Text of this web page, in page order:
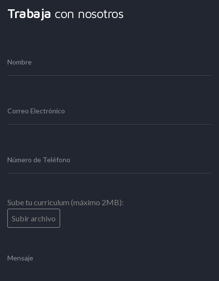
Trabaja con nosotros
Sube tu curriculum (máximo 2MB):